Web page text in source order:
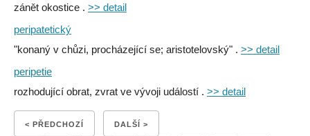
zánět okostice . >> detail
peripatetický
"konaný v chůzi, procházející se; aristotelovský" . >> detail
peripetie
rozhodující obrat, zvrat ve vývoji událostí . >> detail
< PŘEDCHOZÍ DALŠÍ >